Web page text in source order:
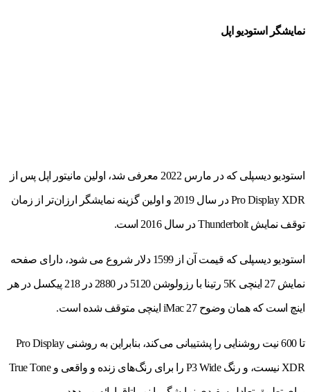
نمایشگر استودیو اپل
استودیو دیسپلی که در مارس 2022 معرفی شد، اولین مانیتور اپل پس از
Pro Display XDR در سال 2019 و اولین گزینه نمایشگر ارزان‌تر از زمان
توقف نمایش Thunderbolt در سال 2016 است.
استودیو دیسپلی که قیمت آن از 1599 دلار شروع می شود، دارای صفحه
نمایش 27 اینچی 5K رتینا با رزولوشن 5120 در 2880 در 218 پیکسل در هر
اینچ است که همان وضوح iMac 27 اینچی متوقف شده است.
تا 600 نیت روشنایی را پشتیبانی می‌کند، بنابراین به روشنی Pro Display
XDR نیست، و رنگ P3 Wide را برای رنگ‌های زنده و واقعی و True Tone